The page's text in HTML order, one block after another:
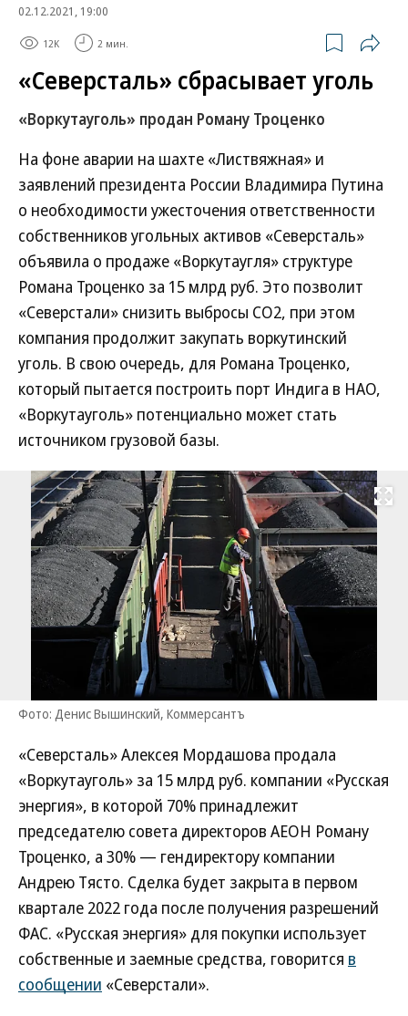
02.12.2021, 19:00
12K 2 мин.
«Северсталь» сбрасывает уголь
«Воркутауголь» продан Роману Троценко
На фоне аварии на шахте «Листвяжная» и
заявлений президента России Владимира Путина
о необходимости ужесточения ответственности
собственников угольных активов «Северсталь»
объявила о продаже «Воркутаугля» структуре
Романа Троценко за 15 млрд руб. Это позволит
«Северстали» снизить выбросы СО2, при этом
компания продолжит закупать воркутинский
уголь. В свою очередь, для Романа Троценко,
который пытается построить порт Индига в НАО,
«Воркутауголь» потенциально может стать
источником грузовой базы.
Развернуть
Фото: Денис Вышинский, Коммерсантъ
«Северсталь» Алексея Мордашова продала
«Воркутауголь» за 15 млрд руб. компании «Русская
энергия», в которой 70% принадлежит
председателю совета директоров АЕОН Роману
Троценко, а 30% — гендиректору компании
Андрею Тясто. Сделка будет закрыта в первом
квартале 2022 года после получения разрешений
ФАС. «Русская энергия» для покупки использует
собственные и заемные средства, говорится в
сообщении «Северстали».